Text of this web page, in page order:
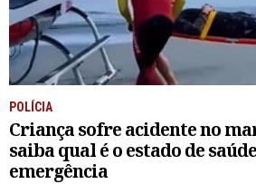
POLÍCIA
Criança sofre acidente no
saiba qual é o estado de
emergência